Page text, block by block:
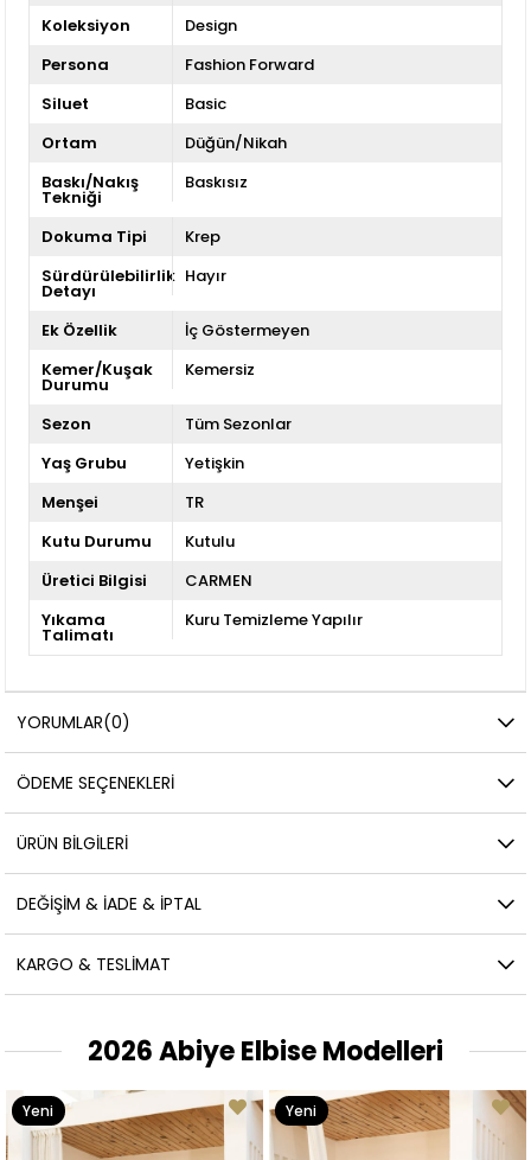
Koleksiyon
Design
Persona
Fashion Forward
Siluet
Basic
Ortam
Düğün/Nikah
Baskı/Nakış
Tekniği
Baskısız
Dokuma Tipi
Krep
Sürdürülebilirlik
Detayı
Hayır
Ek Özellik
İç Göstermeyen
Kemer/Kuşak
Durumu
Kemersiz
Sezon
Tüm Sezonlar
Yaş Grubu
Yetişkin
Menşei
TR
Kutu Durumu
Kutulu
Üretici Bilgisi
CARMEN
Yıkama
Talimatı
Kuru Temizleme Yapılır
YORUMLAR(0)
ÖDEME SEÇENEKLERI
ÜRÜN BILGILERI
DEĞIŞIM & İADE & İPTAL
KARGO & TESLIMAT
2026 Abiye Elbise Modelleri
Yeni
Ürün
Yeni
Ürün